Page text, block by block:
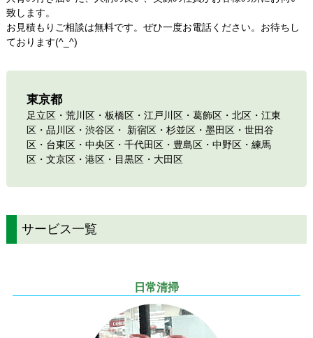
致します。
お見積もりご相談は無料です。ぜひ一度お電話ください。お待ちし
ております(^_^)
東京都
足立区・ 荒川区・ 板橋区・ 江戸川区・ 葛飾区・ 北区・ 江東
区・ 品川区・ 渋谷区・ 新宿区・ 杉並区・ 墨田区・ 世田谷
区・ 台東区・ 中央区・ 千代田区・ 豊島区・ 中野区・ 練馬
区・ 文京区・ 港区・ 目黒区・ 大田区
サービス一覧
日常清掃